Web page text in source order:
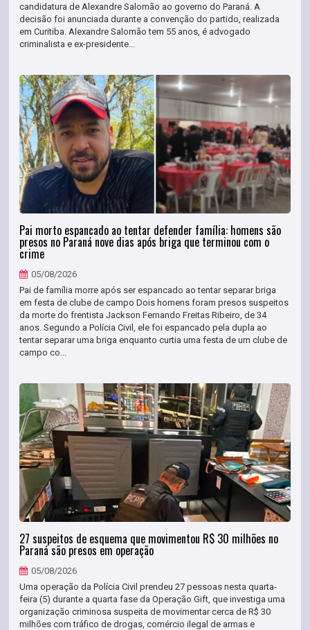
candidatura de Alexandre Salomão ao governo do Paraná. A
decisão foi anunciada durante a convenção do partido, realizada
em Curitiba. Alexandre Salomão tem 55 anos, é advogado
criminalista e ex-presidente...
Pai morto espancado ao tentar defender família: homens são
presos no Paraná nove dias após briga que terminou com o
crime
05/08/2026
Pai de família morre após ser espancado ao tentar separar briga
em festa de clube de campo Dois homens foram presos suspeitos
da morte do frentista Jackson Fernando Freitas Ribeiro, de 34
anos. Segundo a Polícia Civil, ele foi espancado pela dupla ao
tentar separar uma briga enquanto curtia uma festa de um clube de
campo co...
27 suspeitos de esquema que movimentou R$ 30 milhões no
Paraná são presos em operação
05/08/2026
Uma operação da Polícia Civil prendeu 27 pessoas nesta quarta-
feira (5) durante a quarta fase da Operação Gift, que investiga uma
organização criminosa suspeita de movimentar cerca de R$ 30
milhões com tráfico de drogas, comércio ilegal de armas e